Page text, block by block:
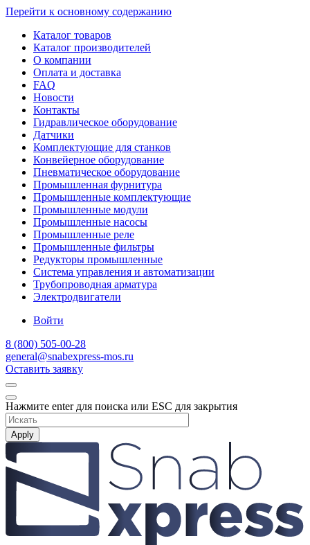
Перейти к основному содержанию
Каталог товаров
Каталог производителей
О компании
Оплата и доставка
FAQ
Новости
Контакты
Гидравлическое оборудование
Датчики
Комплектующие для станков
Конвейерное оборудование
Пневматическое оборудование
Промышленная фурнитура
Промышленные комплектующие
Промышленные модули
Промышленные насосы
Промышленные реле
Промышленные фильтры
Редукторы промышленные
Система управления и автоматизации
Трубопроводная арматура
Электродвигатели
Войти
8 (800) 505-00-28
general@snabexpress-mos.ru
Оставить заявку
Нажмите enter для поиска или ESC для закрытия
Apply